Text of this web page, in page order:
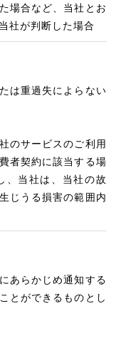
場合など、当社とお
社が判断した場合
は重過失によらない
のサービスのご利用
者契約に該当する場
、当社は、当社の故
じうる損害の範囲内
あらかじめ通知する
とができるものとし